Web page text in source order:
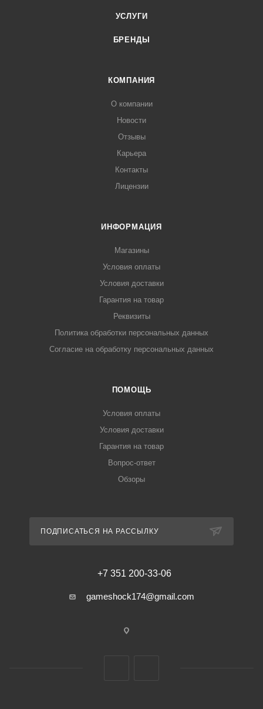
УСЛУГИ
БРЕНДЫ
КОМПАНИЯ
О компании
Новости
Отзывы
Карьера
Контакты
Лицензии
ИНФОРМАЦИЯ
Магазины
Условия оплаты
Условия доставки
Гарантия на товар
Реквизиты
Политика обработки персональных данных
Согласие на обработку персональных данных
ПОМОЩЬ
Условия оплаты
Условия доставки
Гарантия на товар
Вопрос-ответ
Обзоры
ПОДПИСАТЬСЯ НА РАССЫЛКУ
+7 351 200-33-06
gameshock174@gmail.com